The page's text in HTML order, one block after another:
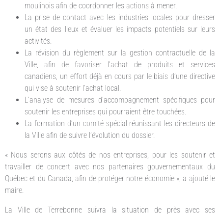
moulinois afin de coordonner les actions à mener.
La prise de contact avec les industries locales pour dresser
un état des lieux et évaluer les impacts potentiels sur leurs
activités.
La révision du règlement sur la gestion contractuelle de la
Ville, afin de favoriser l’achat de produits et services
canadiens, un effort déjà en cours par le biais d’une directive
qui vise à soutenir l’achat local.
L’analyse de mesures d’accompagnement spécifiques pour
soutenir les entreprises qui pourraient être touchées.
La formation d’un comité spécial réunissant les directeurs de
la Ville afin de suivre l’évolution du dossier.
« Nous serons aux côtés de nos entreprises, pour les soutenir et
travailler de concert avec nos partenaires gouvernementaux du
Québec et du Canada, afin de protéger notre économie », a ajouté le
maire.
La Ville de Terrebonne suivra la situation de près avec ses